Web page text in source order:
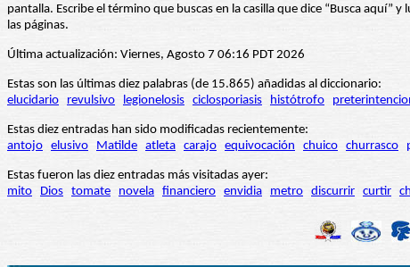
pantalla. Escribe el término que buscas en la casilla que dice “Busca
las páginas.
Última actualización: Viernes, Agosto 7 06:16 PDT 2026
Estas son las últimas diez palabras (de 15.865) añadidas al diccionario:
elucidario
revulsivo legionelosis ciclosporiasis histótrofo
Estas diez entradas han sido modificadas recientemente:
antojo elusivo Matilde atleta carajo equivocación chuico churrasco
Estas fueron las diez entradas más visitadas ayer:
mito
Dios tomate novela financiero envidia metro discurrir curtir